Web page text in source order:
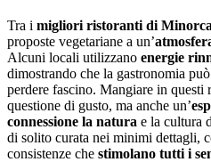
Tra i migliori ristoranti di Minorca
proposte vegetariane a un’
Alcuni locali utilizzano energie
dimostrando che la gastronomia
perdere fascino. Mangiare in questi
questione di gusto, ma anche un’
connessione la natura e la cultura
di solito curata nei minimi dettagli,
consistenze che stimolano tutti i